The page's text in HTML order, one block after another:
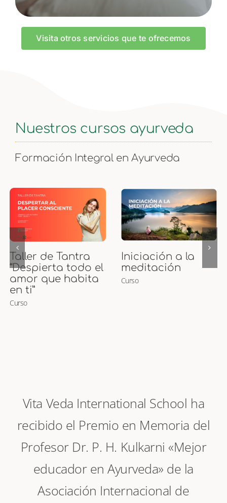
Visita otros servicios que te ofrecemos
Nuestros cursos ayurveda
Formación Integral en Ayurveda
Curso de Puntos
Marma
Curso
Curso Presencial
de Maternidad
Ayurveda y
Vita Veda International School ha
recibido el Premio en Memoria del
Profesor Dr. P. H. Kulkarni «Mejor
educador en Ayurveda» de la